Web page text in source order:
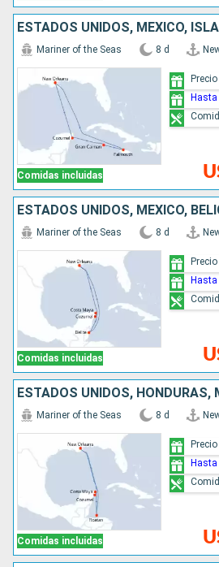
Comidas incluidas
Mariner of the Seas 8 d
Hasta
ESTADOS UNIDOS, MÉXICO,
Comidas incluidas
Mariner of the Seas 8 d
Hasta
ESTADOS UNIDOS, HONDURAS,
Comidas incluidas
Mariner of the Seas 8 d
Hasta